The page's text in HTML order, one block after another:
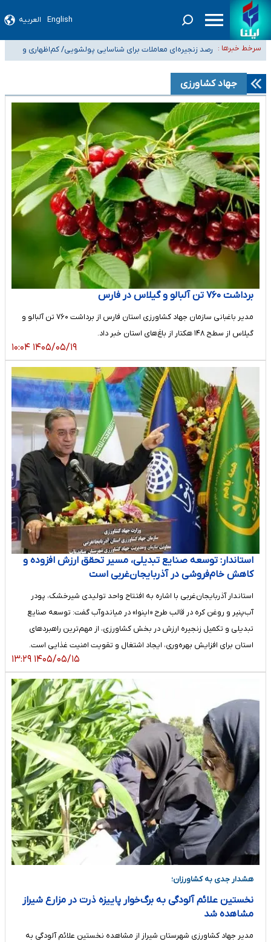
English العربیه
سرخط خبرها :
شیب آسیب‌های اجتماعی در کشور افزایشی است
رصد زنجیره‌ای معاملات برای شناسایی پولشویی/ کم‌اظهاری و
بیش‌اظهاری زیر ذره‌بین مالیاتی«حسین آقایاری» تراستی ابربدهکار کیست؟/ غارت پول نفت
کشور با پاسپورت ایرانی- افغانستانی
آسیب‌های جنگ، صدور گواهینامه موتورسواری زنان را به تأخیر انداخت
درخواست جلسه نمایندگان با رئیس‌جمهور برای تصمیم‌گیری درباره حذف
شرکت‌های پیمانکاری/ مصوبه دولت انتظار مجلس و نیروهای شرکتی را تأمین
نکرد
جهاد کشاورزی
برداشت ۷۶۰ تن آلبالو و گیلاس در فارس
مدیر باغبانی سازمان جهاد کشاورزی استان فارس از برداشت ۷۶۰ تن آلبالو و
گیلاس از سطح ۱۴۸ هکتار از باغ‌های استان خبر داد.
۱۴۰۵/۰۵/۱۹ ۱۰:۰۴
استاندار: توسعه صنایع تبدیلی، مسیر تحقق ارزش افزوده و
کاهش خام‌فروشی در آذربایجان‌غربی است
استاندار آذربایجان‌غربی با اشاره به افتتاح واحد تولیدی شیرخشک، پودر
آب‌پنیر و روغن کره در قالب طرح «اینوا» در میاندوآب گفت: توسعه صنایع
تبدیلی و تکمیل زنجیره ارزش در بخش کشاورزی، از مهم‌ترین راهبردهای
استان برای افزایش بهره‌وری، ایجاد اشتغال و تقویت امنیت غذایی است.
۱۴۰۵/۰۵/۱۵ ۱۳:۲۹
هشدار جدی به کشاورزان؛
نخستین علائم آلودگی به برگ‌خوار پاییزه ذرت در مزارع شیراز
مشاهده شد
مدیر جهاد کشاورزی شهرستان شیراز از مشاهده نخستین علائم آلودگی به